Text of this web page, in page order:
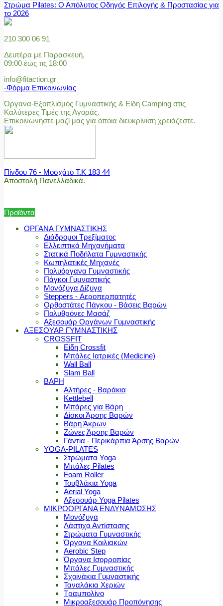
Στρώμα Pilates: Ο Απόλυτος Οδηγός Επιλογής & Προστασίας για
το 2026
210 300 06 91
Δευτέρα με Παρασκευή,
09:00 έως τις 18:00
info@fitaction.gr
-Φόρμα Επικοινωνίας
Όργανα-Εξοπλισμός Γυμναστικής & Είδη Camping στις
Καλύτερες Τιμές της Αγοράς.
Επικοινωνήστε μαζί μας για όποια διευκρίνιση χρειάζεστε.
Πίνδου 76 - Μοσχάτο Τ.Κ 183 44
Αποστολή Πανελλαδικά.
Προϊόντα
ΟΡΓΑΝΑ ΓΥΜΝΑΣΤΙΚΗΣ
Διάδρομοι Τρεξίματος
Ελλειπτικά Μηχανήματα
Στατικά Ποδήλατα Γυμναστικής
Κωπηλατικές Μηχανές
Πολυόργανα Γυμναστικής
Πάγκοι Γυμναστικής
Μονόζυγα Δίζυγα
Steppers - Αεροπερπατητές
Ορθοστάτες Πάγκου - Βάσεις Βαρών
Πολυθρόνες Μασάζ
Αξεσουάρ Οργάνων Γυμναστικής
ΑΞΕΣΟΥΑΡ ΓΥΜΝΑΣΤΙΚΗΣ
CROSSFIT
Είδη Crossfit
Μπάλες Ιατρικές (Medicine)
Wall Ball
Slam Ball
ΒΑΡΗ
Αλτήρες - Βαράκια
Kettlebell
Μπάρες για Βάρη
Δίσκοι Άρσης Βαρών
Βάρη Άκρων
Ζώνες Άρσης Βαρών
Γάντια - Περικάρπια Άρσης Βαρών
YOGA-PILATES
Στρώματα Yoga
Μπάλες Pilates
Foam Roller
Τουβλάκια Yoga
Aerial Yoga
Αξεσουάρ Yoga Pilates
ΜΙΚΡΟΟΡΓΑΝΑ ΕΝΔΥΝΑΜΩΣΗΣ
Μονόζυγα
Λάστιχα Αντίστασης
Στρώματα Γυμναστικής
Όργανα Κοιλιακών
Aerobic Step
Όργανα Ισορροπίας
Μπάλες Γυμναστικής
Σχοινάκια Γυμναστικής
Ταναλάκια Χεριών
Τραμπολίνο
Μικροαξεσουάρ Προπόνησης